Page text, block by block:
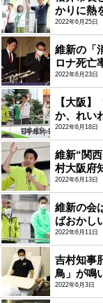
かりに熱
2022年6月25日
維新の「
ロナ死亡
2022年6月23日
【大阪
か、れい
2022年6月18日
維新“関
村大阪府
2022年6月13日
維新の会
ばおかし
2022年6月11日
吉村知事
鳥」が鳴
2022年6月3日